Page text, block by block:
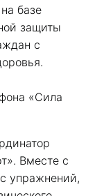
базе
защиты
с
«Сила
Вместе с
упражнений,